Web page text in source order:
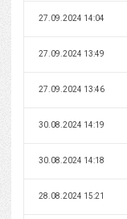
27.09.2024 14:04
27.09.2024 13:49
27.09.2024 13:46
30.08.2024 14:19
30.08.2024 14:18
28.08.2024 15:21